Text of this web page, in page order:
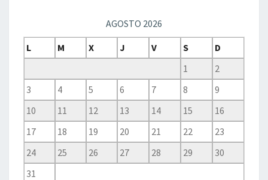
AGOSTO 2026
L
M X J V S
D
1
2
3
4 5 6 7 8
9
10
11 12 13 14 15
16
17
18 19 20 21 22
23
24
25 26 27 28 29
30
31